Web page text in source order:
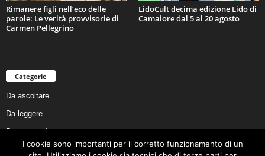
Rimanere figli nell’eco delle
parole: Le verità provvisorie di
Carmen Pellegrino
LidoCult decima edizione Lido di
Camaiore dal 5 al 20 agosto
Categorie
Da ascoltare
Da leggere
Da non perdere
Da conoscere
I cookie sono importanti per il corretto funzionamento di un